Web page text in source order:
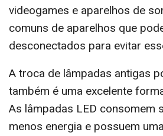
videogames e aparelhos de
comuns de aparelhos que
desconectados para evitar
A troca de lâmpadas antigas
também é uma excelente
As lâmpadas LED consomem
menos energia e possuem